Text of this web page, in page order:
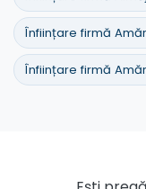
Înființare firmă
Înființare firmă